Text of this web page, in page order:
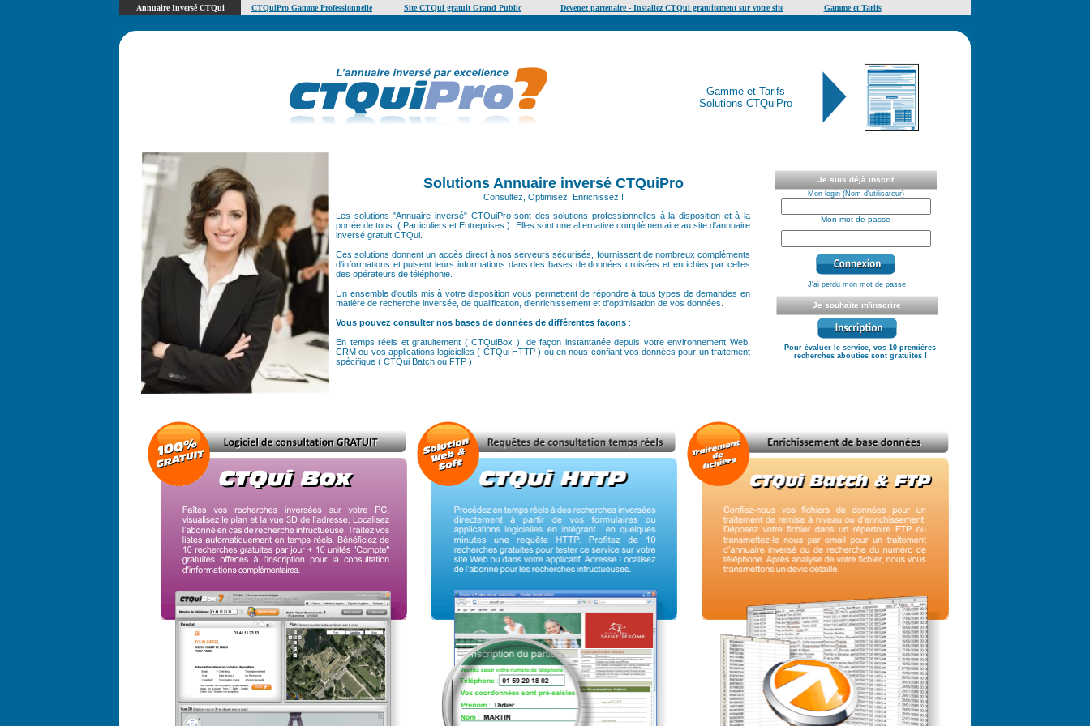
Annuaire Inversé CTQui CTQuiPro Gamme Professionnelle Site CTQui gratuit Grand Public Devenez partenaire - Installez CTQui gratuitement sur votre site Gamme et Tarifs
Gamme et Tarifs
Solutions CTQuiPro
Solutions Annuaire inversé CTQuiPro
Consultez, Optimisez, Enrichissez !
Je suis déjà inscrit
Mon login (Nom d'utilisateur)
Mon mot de passe
J'ai perdu mon mot de passe
Je souhaite m'inscrire
Pour évaluer le service, vos 10 premières
recherches abouties sont gratuites !
Les solutions "Annuaire inversé" CTQuiPro sont des solutions professionnelles à la disposition et à la
portée de tous. ( Particuliers et Entreprises ). Elles sont une alternative complémentaire au site d'annuaire
inversé gratuit CTQui.
Ces solutions donnent un accès direct à nos serveurs sécurisés, fournissent de nombreux compléments
d'informations et puisent leurs informations dans des bases de données croisées et enrichies par celles
des opérateurs de téléphonie.
Un ensemble d'outils mis à votre disposition vous permettent de répondre à tous types de demandes en
matière de recherche inversée, de qualification, d'enrichissement et d'optimisation de vos données.
Vous pouvez consulter nos bases de données de différentes façons :
En temps réels et gratuitement ( CTQuiBox ), de façon instantanée depuis votre environnement Web,
CRM ou vos applications logicielles ( CTQui HTTP ) ou en nous confiant vos données pour un traitement
spécifique ( CTQui Batch ou FTP )